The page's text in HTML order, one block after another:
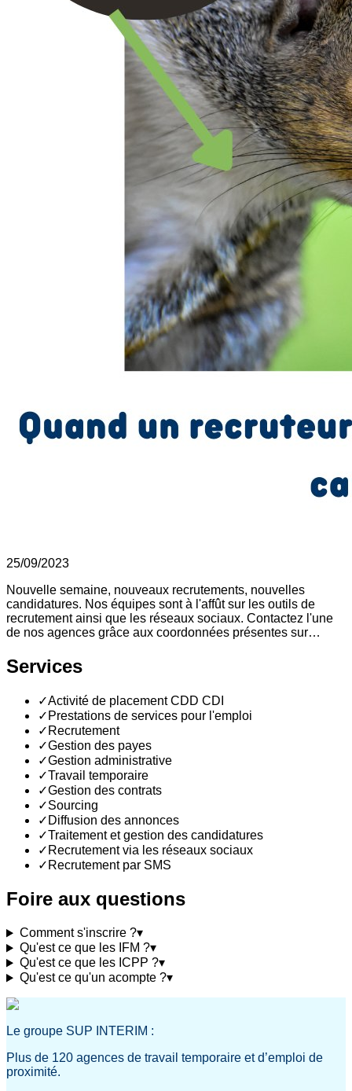
25/09/2023
Nouvelle semaine, nouveaux recrutements, nouvelles
candidatures. Nos équipes sont à l'affût sur les outils de
recrutement ainsi que les réseaux sociaux. Contactez l'une
de nos agences grâce aux coordonnées présentes sur…
Services
✓Activité de placement CDD CDI
✓ Prestations de services pour l'emploi
✓ Recrutement
✓Gestion des payes
✓Gestion administrative
✓Travail temporaire
✓Gestion des contrats
✓Sourcing
✓ Diffusion des annonces
✓Traitement et gestion des candidatures
✓ Recrutement via les réseaux sociaux
✓ Recrutement par SMS
Foire aux questions
Comment s'inscrire ?▾
Qu'est ce que les IFM ?▾
Qu'est ce que les ICPP ?▾
Qu'est ce qu'un acompte ?▾
Le groupe SUP INTERIM :
Plus de 120 agences de travail temporaire et d’emploi de
proximité.